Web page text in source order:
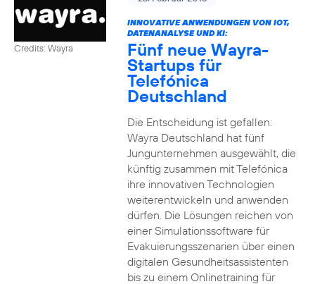
Credits: Wayra
INNOVATIVE ANWENDUNGEN VON IOT,
DATENANALYSE UND KI:
Fünf neue Wayra-
Startups für
Telefónica
Deutschland
Die Entscheidung ist gefallen:
Wayra Deutschland hat fünf
Jungunternehmen ausgewählt, die
künftig zusammen mit Telefónica
ihre innovativen Technologien
weiterentwickeln und anwenden
dürfen. Die Lösungen reichen von
einer Simulationssoftware für
Evakuierungsszenarien über einen
digitalen Gesundheitsassistenten
bis zu einem Onlinetraining für